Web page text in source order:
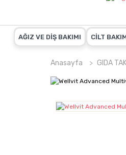
AĞIZ VE DİŞ BAKIMI CİLT
Anasayfa GIDA